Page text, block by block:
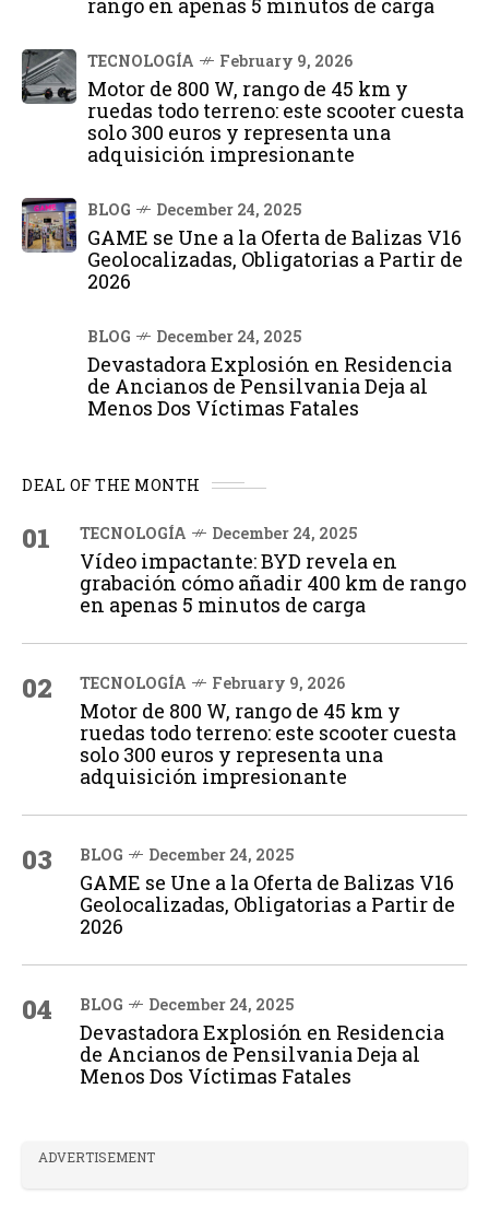
rango en apenas 5 minutos de carga
TECNOLOGÍA February 9, 2026
Motor de 800 W, rango de 45 km y
ruedas todo terreno: este scooter cuesta
solo 300 euros y representa una
adquisición impresionante
BLOG December 24, 2025
GAME se Une a la Oferta de Balizas V16
Geolocalizadas, Obligatorias a Partir de
2026
BLOG December 24, 2025
Devastadora Explosión en Residencia
de Ancianos de Pensilvania Deja al
Menos Dos Víctimas Fatales
DEAL OF THE MONTH
01 TECNOLOGÍA December 24, 2025
Vídeo impactante: BYD revela en
grabación cómo añadir 400 km de rango
en apenas 5 minutos de carga
02 TECNOLOGÍA February 9, 2026
Motor de 800 W, rango de 45 km y
ruedas todo terreno: este scooter cuesta
solo 300 euros y representa una
adquisición impresionante
03 BLOG December 24, 2025
GAME se Une a la Oferta de Balizas V16
Geolocalizadas, Obligatorias a Partir de
2026
04 BLOG December 24, 2025
Devastadora Explosión en Residencia
de Ancianos de Pensilvania Deja al
Menos Dos Víctimas Fatales
ADVERTISEMENT